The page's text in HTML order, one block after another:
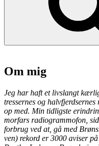
Om mig
Jeg har haft et livslangt
tressernes og
op med. Min tidligste
morfars radiogrammofon,
forbrug ved at, gå med
ven) rekord er 3000 aviser